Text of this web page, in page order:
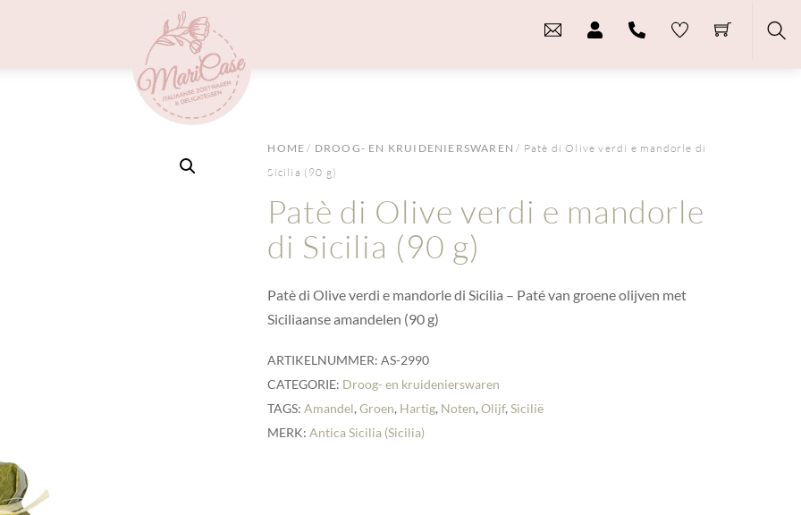
Menu
HOME / DROOG- EN KRUIDENIERSWAREN / Patè di Olive verdi e mandorle di
Sicilia (90 g)
Patè di Olive verdi e mandorle
di Sicilia (90 g)
Patè di Olive verdi e mandorle di Sicilia – Paté van groene olijven met
Siciliaanse amandelen (90 g)
ARTIKELNUMMER:AS-2990
CATEGORIE: Droog- en kruidenierswaren
TAGS:Amandel,Groen, Hartig, Noten,Olijf,Sicilië
MERK:Antica Sicilia (Sicilia)